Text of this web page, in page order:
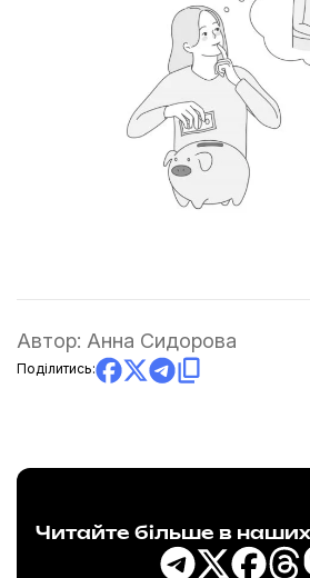
Автор: Анна Сидорова
Поділитись:
Читайте більше в